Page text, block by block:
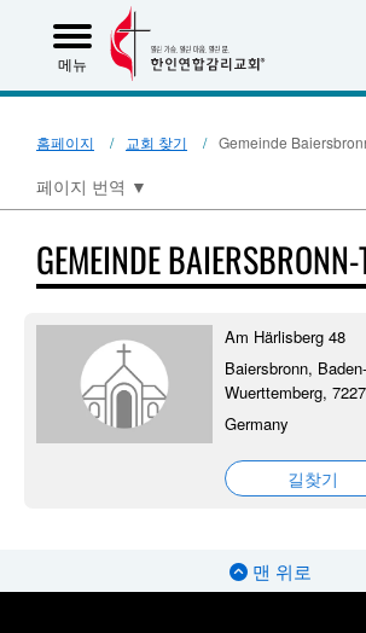
메뉴
홈페이지 교회 찾기 Gemeinde
페이지 번역 ▼
GEMEINDE
Am Härlisberg 48
Baiersbronn, Baden-
Wuerttemberg,
Germany
길찾기
맨 위로